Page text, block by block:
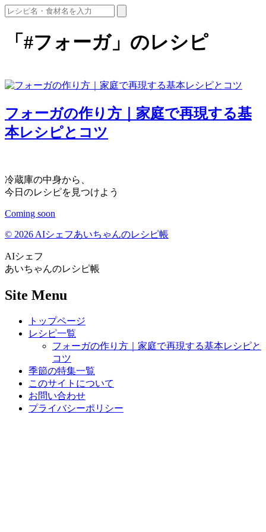
「#フォーガ」のレシピ
フォーガの作り方｜家庭で再現する基
本レシピとコツ
冷蔵庫の中身から、
今日のレシピを見つけよう
Coming soon
© 2026 AIシェフあいちゃんのレシピ帳
AIシェフ
あいちゃんのレシピ帳
Site Menu
トップページ
レシピ一覧
フォーガの作り方｜家庭で再現する基本レシピと
コツ
季節の特集一覧
このサイトについて
お問い合わせ
プライバシーポリシー